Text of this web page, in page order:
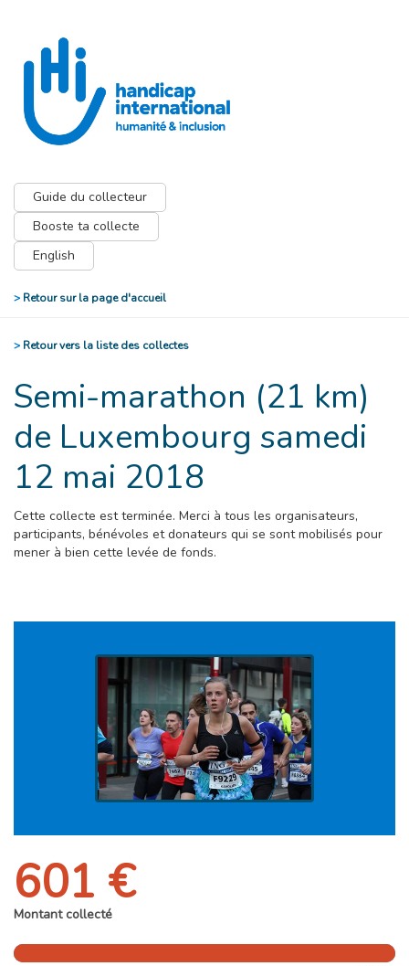
Guide du collecteur
Booste ta collecte
English
> Retour sur la page d'accueil
> Retour vers la liste des collectes
Semi-marathon (21 km)
de Luxembourg samedi
12 mai 2018
Cette collecte est terminée. Merci à tous les organisateurs,
participants, bénévoles et donateurs qui se sont mobilisés pour
mener à bien cette levée de fonds.
601 €
Montant collecté